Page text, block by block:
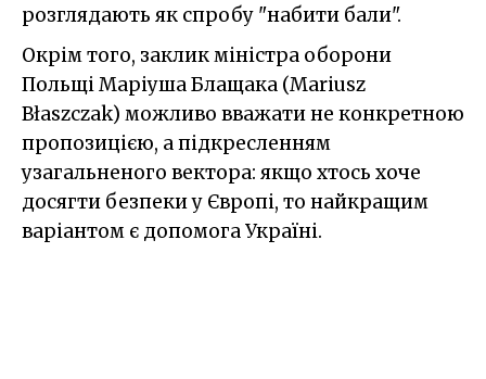
розглядають як спробу "набити бали".
Окрім того, заклик міністра оборони
Польщі Маріуша Блащака (Mariusz
Błaszczak) можливо вважати не конкретною
пропозицією, а підкресленням
узагальненого вектора: якщо хтось хоче
досягти безпеки у Європі, то найкращим
варіантом є допомога Україні.